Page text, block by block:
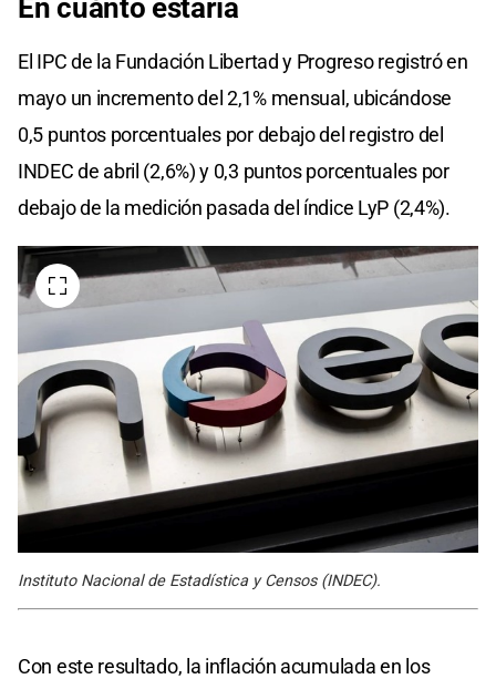
En cuánto estaría
El IPC de la Fundación Libertad y Progreso registró en
mayo un incremento del 2,1% mensual, ubicándose
0,5 puntos porcentuales por debajo del registro del
INDEC de abril (2,6%) y 0,3 puntos porcentuales por
debajo de la medición pasada del índice LyP (2,4%).
Instituto Nacional de Estadística y Censos (INDEC).
Con este resultado, la inflación acumulada en los